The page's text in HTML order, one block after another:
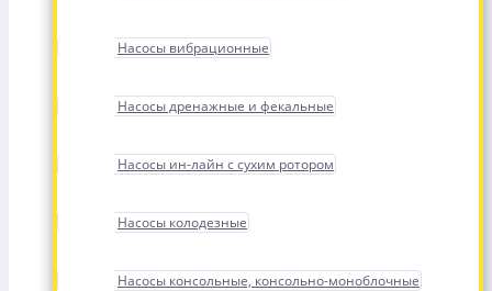
Насосы вибрационные
Насосы дренажные и фекальные
Насосы ин-лайн с сухим ротором
Насосы колодезные
Насосы консольные, консольно-моноблочные